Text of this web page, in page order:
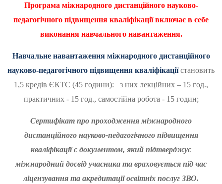
Програма міжнародного дистанційного науково-
педагогічного підвищення кваліфікації включає в себе
виконання навчального навантаження.
Навчальне навантаження міжнародного дистанційного
науково-педагогічного підвищення кваліфікаціїстановить
1,5 кредів ЄКТС (45 години): з них лекційних – 15 год.,
практичних - 15 год., самостійна робота - 15 годин;
Сертифікат про проходження міжнародного
дистанційного науково-педагогічного підвищення
кваліфікації є документом, який підтверджує
міжнародний досвід учасника та враховується під час
ліцензування та акредитації освітніх послуг ЗВО.